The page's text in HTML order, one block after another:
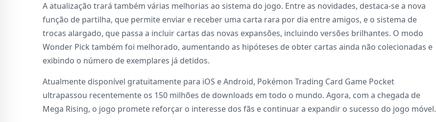
A atualização trará também várias melhorias ao sistema do jogo. Entre as novidades, destaca-se a nova
função de partilha, que permite enviar e receber uma carta rara por dia entre amigos, e o sistema de
trocas alargado, que passa a incluir cartas das novas expansões, incluindo versões brilhantes. O modo
Wonder Pick também foi melhorado, aumentando as hipóteses de obter cartas ainda não colecionadas e
exibindo o número de exemplares já detidos.
Atualmente disponível gratuitamente para iOS e Android, Pokémon Trading Card Game Pocket
ultrapassou recentemente os 150 milhões de downloads em todo o mundo. Agora, com a chegada de
Mega Rising, o jogo promete reforçar o interesse dos fãs e continuar a expandir o sucesso do jogo móvel.